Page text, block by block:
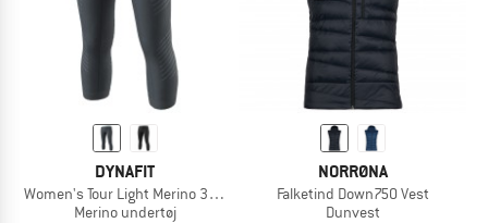
DYNAFIT
Women's Tour Light Merino 3/4 Tight
Merino undertøj
NORRØNA
Falketind Down750 Vest
Dunvest